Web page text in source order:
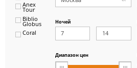
Anex
Tour
Biblio
Globus
Coral
Ночей
Диапазон цен